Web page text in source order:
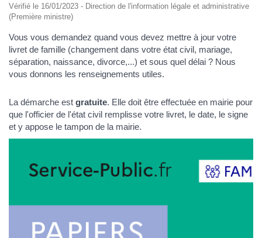
Vérifié le 16/01/2023 - Direction de l'information légale et administrative
(Première ministre)
Vous vous demandez quand vous devez mettre à jour votre
livret de famille (changement dans votre état civil, mariage,
séparation, naissance, divorce,...) et sous quel délai ? Nous
vous donnons les renseignements utiles.
La démarche est gratuite. Elle doit être effectuée en mairie pour
que l'officier de l'état civil remplisse votre livret, le date, le signe
et y appose le tampon de la mairie.